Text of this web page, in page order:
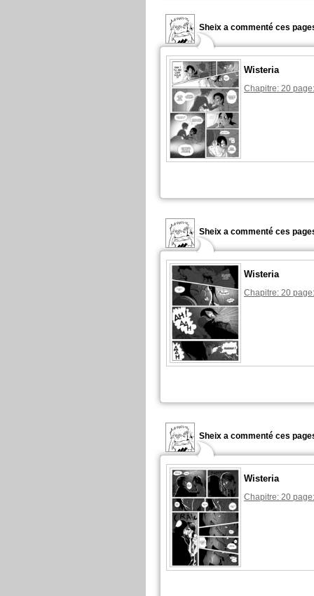
Sheix a commenté ces
Wisteria
Chapitre: 20
Sheix a commenté ces
Wisteria
Chapitre: 20
Sheix a commenté ces
Wisteria
Chapitre: 20